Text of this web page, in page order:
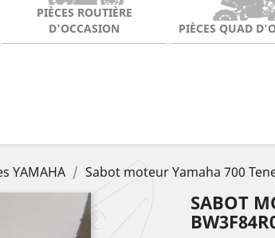
PIÈCES ROUTIÈRE
D'OCCASION
PIÈCES QUAD
YAMAHA Sabot moteur Yamaha 700
SABOT